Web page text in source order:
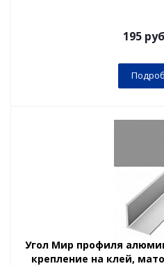
195
Угол Мир профиля
крепление на клей,